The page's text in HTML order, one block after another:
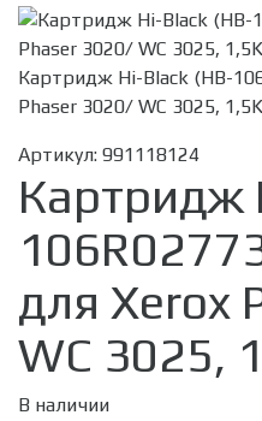
Картридж Hi-Black (HB-
Phaser 3020/ WC 3025, 1,5K
Артикул: 991118124
Картридж
для Xerox
WC 3025,
В наличии